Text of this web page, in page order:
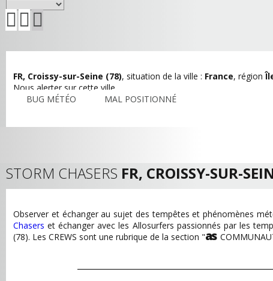
FR, Croissy-sur-Seine (78), situation de la ville : France, région
Nous alerter sur cette ville
BUG MÉTÉO
MAL POSITIONNÉ
STORM CHASERS FR, CROISSY-SUR-
Observer et échanger au sujet des tempêtes et phénomènes
Chasers et échanger avec les Allosurfers passionnés par les
(78). Les CREWS sont une rubrique de la section "as